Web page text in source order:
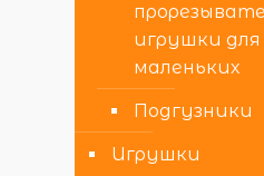
игрушки
маленьких
Подгузники
Игрушки